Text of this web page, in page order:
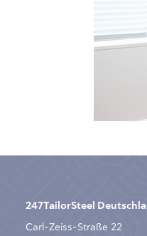
247TailorSteel
Carl-Zeiss-Straße 22